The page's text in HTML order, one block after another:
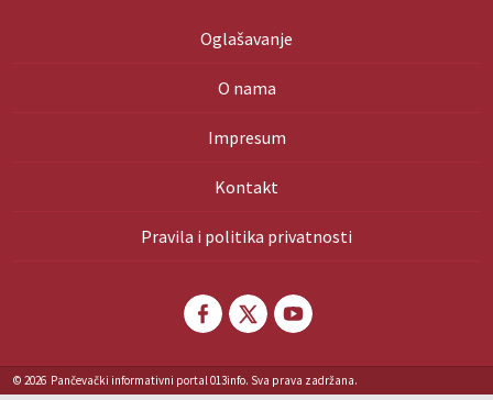
Oglašavanje
O nama
Impresum
Kontakt
Pravila i politika privatnosti
© 2026 Pančevački informativni portal 013info. Sva prava zadržana.